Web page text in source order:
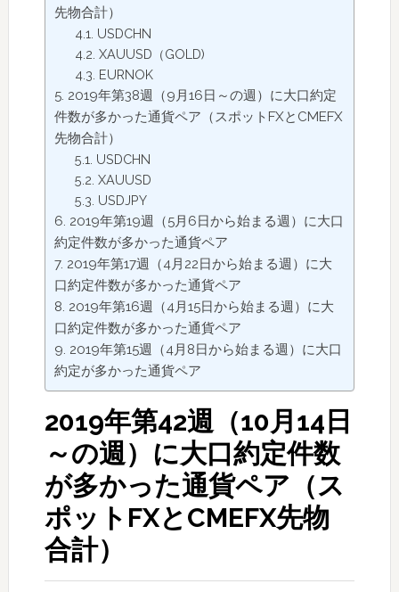
先物合計）
USDCHN
XAUUSD（GOLD)
EURNOK
2019年第38週（9月16日～の週）に大口約定
件数が多かった通貨ペア（スポットFXとCMEFX
先物合計）
USDCHN
XAUUSD
USDJPY
2019年第19週（5月6日から始まる週）に大口
約定件数が多かった通貨ペア
2019年第17週（4月22日から始まる週）に大
口約定件数が多かった通貨ペア
2019年第16週（4月15日から始まる週）に大
口約定件数が多かった通貨ペア
2019年第15週（4月8日から始まる週）に大口
約定が多かった通貨ペア
2019年第42週（10月14日
～の週）に大口約定件数
が多かった通貨ペア（ス
ポットFXとCMEFX先物
合計）